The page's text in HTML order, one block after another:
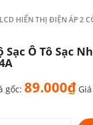
HIỂN THỊ ĐIỆN ÁP 2
Sạc Ô Tô Sạc
gốc: 89.000₫